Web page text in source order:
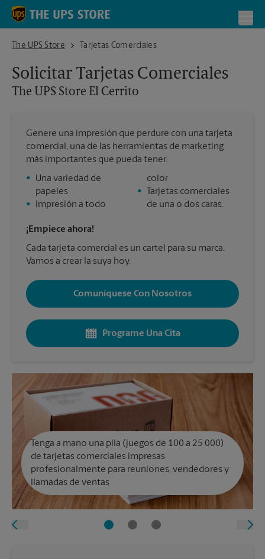
Skip to content
Return to Nav
The UPS Store
The UPS Store El CerritoTarjetas Comerciales
Solicitar Tarjetas Comerciales
The UPS Store El Cerrito
Genere una impresión que perdure con una tarjeta
comercial, una de las herramientas de marketing
más importantes que pueda tener.
•
Una variedad de
papeles
•
Impresión a todo
color
•
Tarjetas comerciales
de una o dos caras.
¡Empiece ahora!
Cada tarjeta comercial es un cartel para su marca.
Vamos a crear la suya hoy.
Comuníquese Con Nosotros
Programe Una Cita
Tenga a mano una pila (juegos de 100 a 25 000)
de tarjetas comerciales impresas
profesionalmente para reuniones, vendedores y
llamadas de ventas